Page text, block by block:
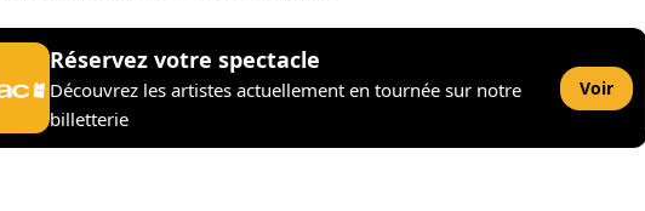
Réservez votre spectacle
Découvrez les artistes actuellement en tournée sur notre
billetterie
Voir